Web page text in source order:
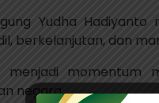
Yudha
berkelanjutan, dan
menjadi
negara.